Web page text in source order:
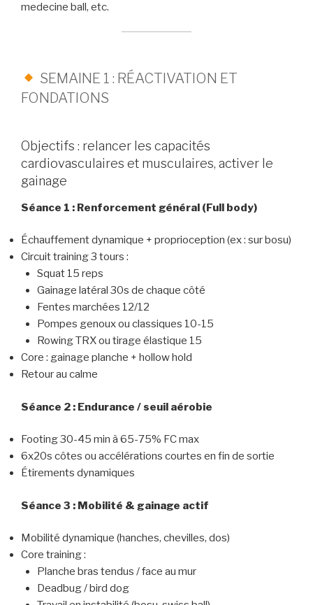
medecine ball, etc.
SEMAINE 1 : RÉACTIVATION ET
FONDATIONS
Objectifs : relancer les capacités
cardiovasculaires et musculaires, activer le
gainage
Séance 1 : Renforcement général (Full body)
Échauffement dynamique + proprioception (ex : sur bosu)
Circuit training 3 tours :
Squat 15 reps
Gainage latéral 30s de chaque côté
Fentes marchées 12/12
Pompes genoux ou classiques 10-15
Rowing TRX ou tirage élastique 15
Core : gainage planche + hollow hold
Retour au calme
Séance 2 : Endurance / seuil aérobie
Footing 30-45 min à 65-75% FC max
6x20s côtes ou accélérations courtes en fin de sortie
Étirements dynamiques
Séance 3 : Mobilité & gainage actif
Mobilité dynamique (hanches, chevilles, dos)
Core training :
Planche bras tendus / face au mur
Deadbug / bird dog